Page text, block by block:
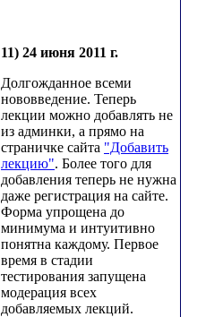
11) 24 июня 2011 г.
Долгожданное всеми
нововведение. Теперь
лекции можно добавлять не
из админки, а прямо на
страничке сайта "Добавить
лекцию". Более того для
добавления теперь не нужна
даже регистрация на сайте.
Форма упрощена до
минимума и интуитивно
понятна каждому. Первое
время в стадии
тестирования запущена
модерация всех
добавляемых лекций.